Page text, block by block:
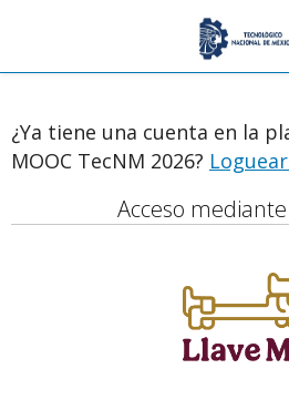
¿Ya tiene una cuenta en la
MOOC TecNM 2026?
Acceso